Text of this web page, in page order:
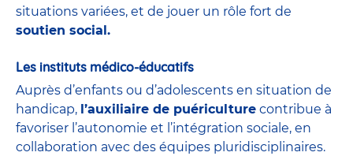
situations variées, et de jouer un rôle fort de
soutien social.
Les instituts médico-éducatifs
Auprès d’enfants ou d’adolescents en situation de
handicap, l’auxiliaire de puériculture contribue à
favoriser l’autonomie et l’intégration sociale, en
collaboration avec des équipes pluridisciplinaires.